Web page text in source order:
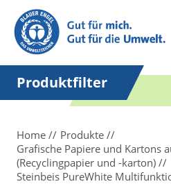
Suchbegriff in
Anführungszeichen
setzen.
Produktfilter
Home
Produkte
Grafische Papiere und Kartons
(Recyclingpapier und -karton)
Steinbeis PureWhite